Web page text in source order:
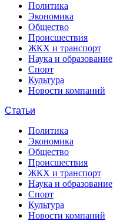
Политика
Экономика
Общество
Происшествия
ЖКХ и транспорт
Наука и образование
Спорт
Культура
Новости компаний
Статьи
Политика
Экономика
Общество
Происшествия
ЖКХ и транспорт
Наука и образование
Спорт
Культура
Новости компаний